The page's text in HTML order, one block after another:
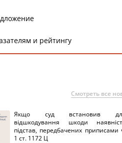
и рейтингу
Смотреть все
Якщо суд встановив
відшкодування шкоди
підстав, передбачених приписами
1 ст. 1172 Ц